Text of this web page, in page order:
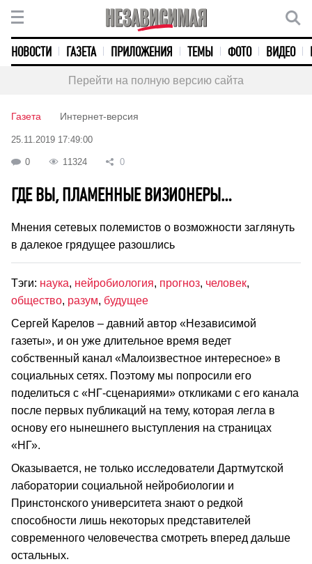
НОВОСТИ ГАЗЕТА ПРИЛОЖЕНИЯ ТЕМЫ ФОТО ВИДЕО
Перейти на полную версию сайта
Газета Интернет-версия
25.11.2019 17:49:00
0 11324 0
ГДЕ ВЫ, ПЛАМЕННЫЕ ВИЗИОНЕРЫ…
Мнения сетевых полемистов о возможности заглянуть
в далекое грядущее разошлись
Тэги: наука, нейробиология, прогноз, человек,
общество, разум, будущее
Сергей Карелов – давний автор «Независимой
газеты», и он уже длительное время ведет
собственный канал «Малоизвестное интересное» в
социальных сетях. Поэтому мы попросили его
поделиться с «НГ-сценариями» откликами с его канала
после первых публикаций на тему, которая легла в
основу его нынешнего выступления на страницах
«НГ».
Оказывается, не только исследователи Дартмутской
лаборатории социальной нейробиологии и
Принстонского университета знают о редкой
способности лишь некоторых представителей
современного человечества смотреть вперед дальше
остальных.